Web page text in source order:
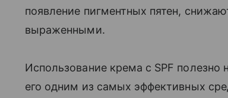
появление пигментных пятен,
выраженными.
Использование крема с SPF полезно
его одним из самых эффективных